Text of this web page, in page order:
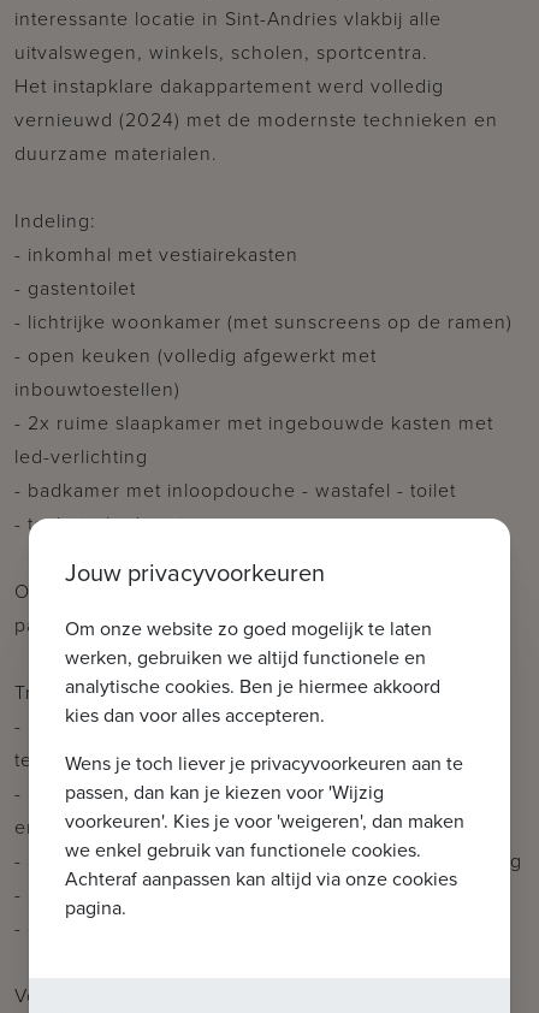
interessante locatie in Sint-Andries vlakbij alle
uitvalswegen, winkels, scholen, sportcentra.
Het instapklare dakappartement werd volledig
vernieuwd (2024) met de modernste technieken en
duurzame materialen.
Indeling:
- inkomhal met vestiairekasten
- gastentoilet
- lichtrijke woonkamer (met sunscreens op de ramen)
- open keuken (volledig afgewerkt met
inbouwtoestellen)
- 2x ruime slaapkamer met ingebouwde kasten met
led-verlichting
- badkamer met inloopdouche - wastafel - toilet
- technische berging
Optioneel: mogelijkheid tot aankoop ondergrondse
parking of garagebox.
Troeven:
- instapklare penthouse op topligging met zongericht
terras (36m²)
- moderne technieken | duurzame materialen |
energiezuinig (zonnepanelen)
- afwerking met ingemaakte kasten met led-verlichting
- airconditioning
- optioneel: keuze uit garagebox of staanplaats
Voor verdere informatie of vrijblijvend bezoek
Jouw privacyvoorkeuren
Om onze website zo goed mogelijk te laten
werken, gebruiken we altijd functionele en
analytische cookies. Ben je hiermee akkoord
kies dan voor alles accepteren.
Wens je toch liever je privacyvoorkeuren aan te
passen, dan kan je kiezen voor 'Wijzig
voorkeuren'. Kies je voor 'weigeren', dan maken
we enkel gebruik van functionele cookies.
Achteraf aanpassen kan altijd via onze cookies
pagina.